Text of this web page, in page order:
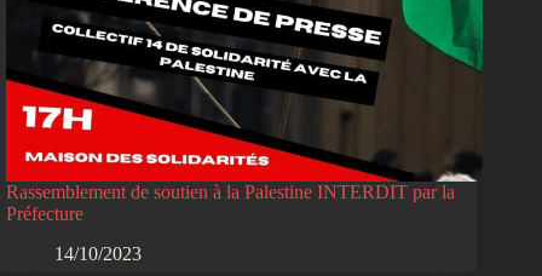
Rassemblement de soutien à la Palestine INTERDIT par la
Préfecture
14/10/2023